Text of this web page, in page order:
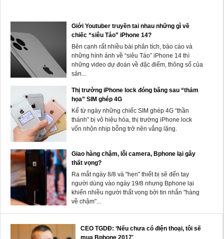
Giới Youtuber truyền tai nhau những gì về
chiếc “siêu Táo” iPhone 14?
Bên cạnh rất nhiều bài phân tích, báo cáo và
những hình ảnh về “siêu Táo” iPhone 14 thì
những video dự đoán về đặc điểm, thông số của
sản...
Thị trường iPhone lock đóng băng sau “thảm
họa” SIM ghép 4G
Kể từ ngày những chiếc SIM ghép 4G “thần
thánh” bị vô hiệu hóa, thị trường iPhone lock
vốn nhộn nhịp bỗng trở nên vắng lặng.
Giao hàng chậm, lỗi camera, Bphone lại gây
thất vọng?
Ra mắt ngày 8/8 và "hẹn" thiết bị sẽ đến tay
người dùng vào ngày 19/8 nhưng Bphone lại
khiến nhiều người thất vọng bởi tin nhắn "hàng
về chậm"...
CEO TGDĐ: ‘Nếu chưa có điện thoại, tôi sẽ
mua Bphone 2017′